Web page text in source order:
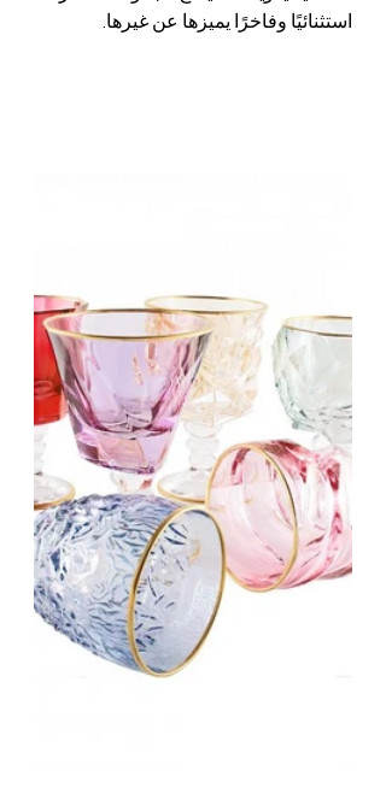
استثنائيًا وفاخرًا يميزها عن غيرها.